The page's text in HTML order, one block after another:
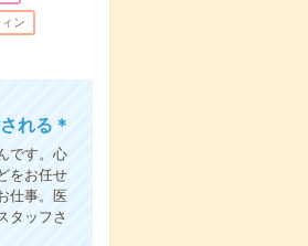
ン
れる＊
です。心
をお任せ
仕事。医
タッフさ